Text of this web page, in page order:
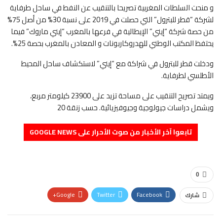
و منحت السلطات المغربية تصريحا بالتنقيب عن النفط في ساحل طرفاية
لشركة “قطر للبترول” التي حصلت في 2019 على نسبة 30% من أصل 75%
من حصة شركة “إيني” الإيطالية في فرعها بالمغرب “إيني ماروك” فيما
يحتفظ المكتب الوطني للهدروكاربونات و المعادن بالمغرب بحصة 25%.
ودخلت قطر للبترول في شراكة مع “إيني” لاستكشاف ساحل المحيط
الأطلسي لطرفاية.
ويمتد تصريح التنقيب على مساحة تزيد على 23900 كيلومتر مربع،
ويشمل دراسات جيولوجية وجيوفيزيائية. حسب زنقة 20
تابعوا آخر الأخبار من صوت الأحرار على GOOGLE NEWS
0
شارك Facebook
Twitter
Google+